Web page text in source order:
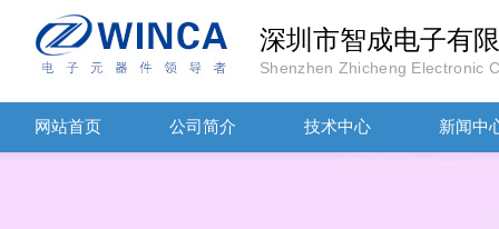
深圳市智成电子有
Shenzhen Zhicheng Electronic
网站首页 公司简介 技术中心 新闻中
TDK-EPCOS热敏电阻 B57351V5103H060